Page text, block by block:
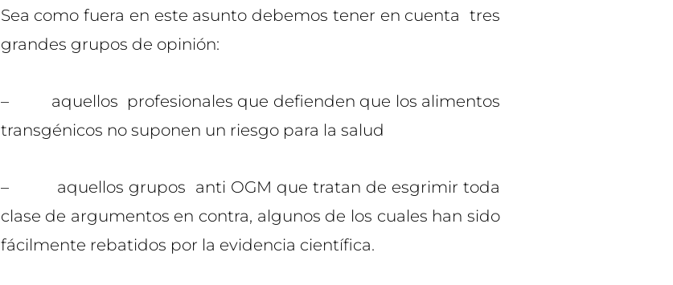
Sea como fuera en este asunto debemos tener en cuenta tres
grandes grupos de opinión:
– aquellos profesionales que defienden que los alimentos
transgénicos no suponen un riesgo para la salud
– aquellos grupos anti OGM que tratan de esgrimir toda
clase de argumentos en contra, algunos de los cuales han sido
fácilmente rebatidos por la evidencia científica.